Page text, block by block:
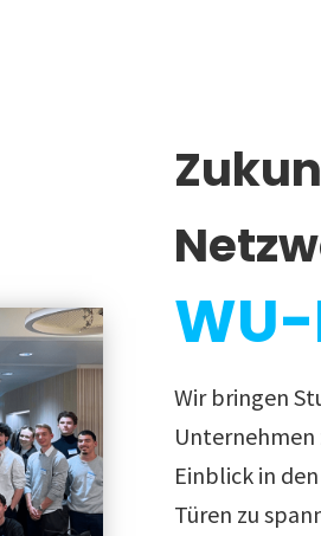
Wir bringen
Unternehmen
Einblick in
Türen zu